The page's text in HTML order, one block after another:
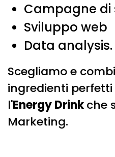
Campagne di
Sviluppo web
Data analysis.
Scegliamo e
ingredienti perfetti
l'Energy Drinkche
Marketing.